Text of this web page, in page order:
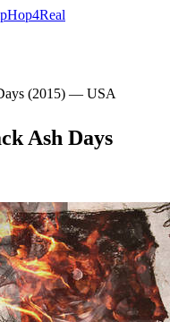
(2015) — USA
Ash Days